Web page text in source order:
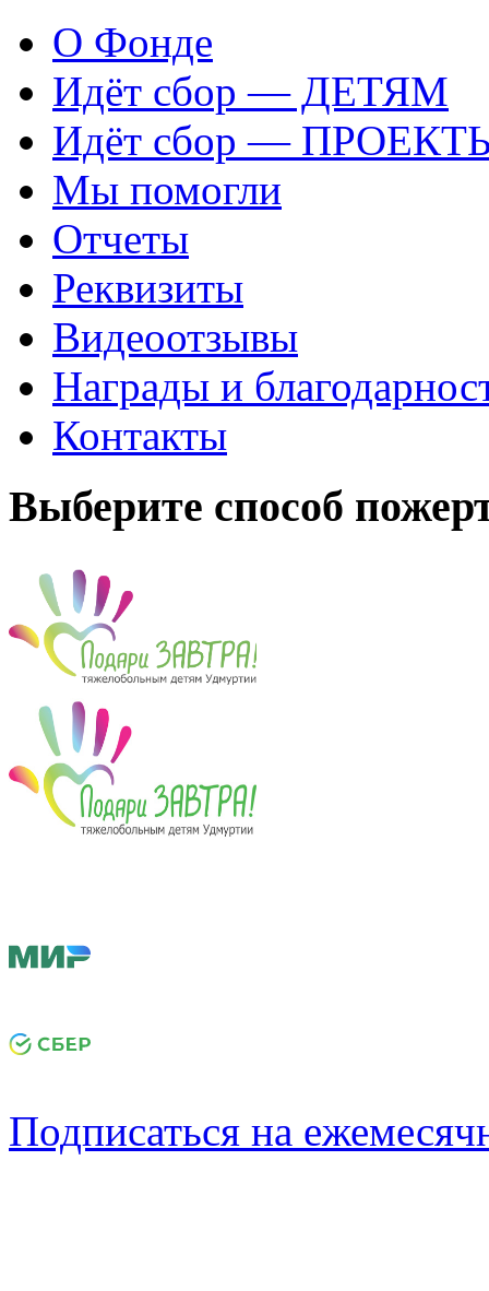
О Фонде
Идёт сбор — ДЕТЯМ
Идёт сбор —
Мы помогли
Отчеты
Реквизиты
Видеоотзывы
Награды и
Контакты
Выберите способ
Подписаться на